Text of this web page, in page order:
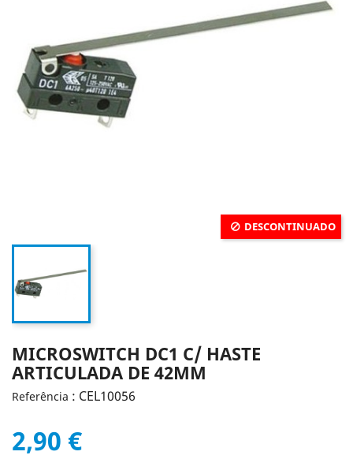
DESCONTINUADO
MICROSWITCH DC1 C/ HASTE
ARTICULADA DE 42MM
Referência : CEL10056
2,90 €